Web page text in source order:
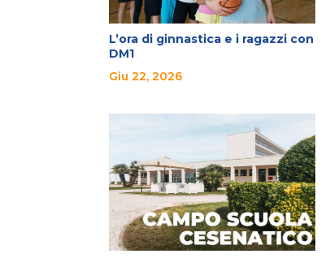
L’ora di ginnastica e i ragazzi con
DM1
Giu 22, 2026